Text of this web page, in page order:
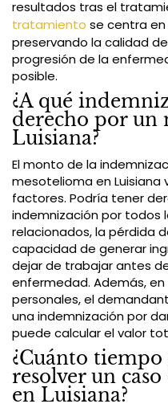
resultados tras el
tratamiento se centra
preservando la calidad
progresión de la
posible.
¿A qué
derecho por un
Luisiana?
El monto de la
mesotelioma en Luisiana
factores. Podría tener
indemnización por todos
relacionados, la pérdida
capacidad de generar
dejar de trabajar antes
enfermedad. Además,
personales, el
una indemnización por
puede calcular el valor
¿Cuánto tiempo
resolver un
en Luisiana?